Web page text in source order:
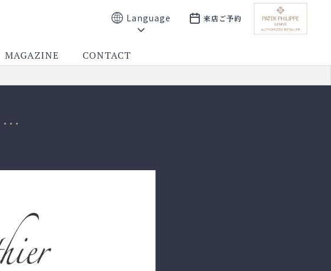
MAGAZINE CONTACT
Language 来店ご予約